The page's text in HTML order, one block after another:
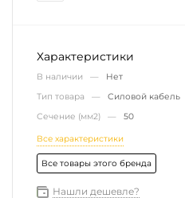
Характеристики
В наличии — Нет
Тип товара — Силовой кабель
Сечение (мм2) — 50
Все характеристики
Все товары этого бренда
Нашли дешевле?